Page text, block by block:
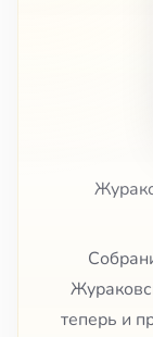
теперь и